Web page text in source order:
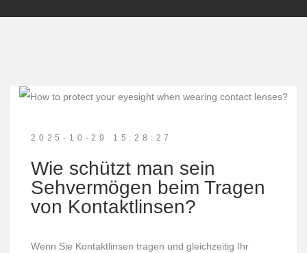
2025-10-29 15:28:27
Wie schützt man sein
Sehvermögen beim Tragen
von Kontaktlinsen?
Wenn Sie Kontaktlinsen tragen und gleichzeitig Ihr